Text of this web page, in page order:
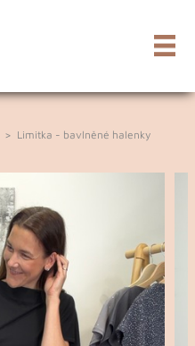
> Limitka - bavlněné halenky